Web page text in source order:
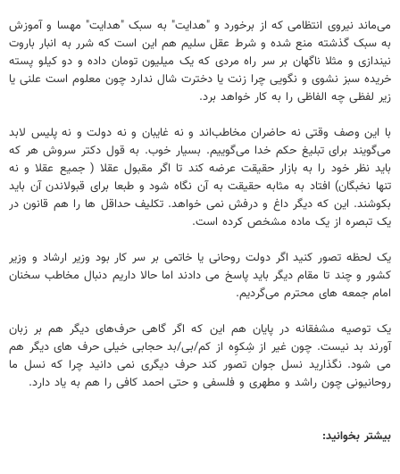
می‌ماند نیروی انتظامی که از برخورد و "هدایت" به سبک "هدایت" مهسا و آموزش
به سبک گذشته منع شده و شرط عقل سلیم هم این است که شرر به انبار باروت
نیندازی و مثلا ناگهان بر سر راه مردی که یک میلیون تومان داده و دو کیلو پسته
خریده سبز نشوی و نگویی چرا زنت یا دخترت شال ندارد چون معلوم است علنی یا
زیر لفظی چه الفاظی را به کار خواهد برد.
با این وصف وقتی نه حاضران مخاطب‌اند و نه غایبان و نه دولت و نه پلیس لابد
می‌گویند برای تبلیغ حکم خدا می‌گوییم. بسیار خوب. به قول دکتر سروش هر که
باید نظر خود را به بازار حقیقت عرضه کند تا اگر مقبول عقلا ( جمیع عقلا و نه
تنها نخبگان) افتاد به مثابه حقیقت به آن نگاه شود و طبعا برای قبولاندن آن باید
بکوشند. این که دیگر داغ و درفش نمی خواهد. تکلیف حداقل ها را هم قانون در
یک تبصره از یک ماده مشخص کرده است.
یک لحظه تصور کنید اگر دولت روحانی یا خاتمی بر سر کار بود وزیر ارشاد و وزیر
کشور و چند تا مقام دیگر باید پاسخ می دادند اما حالا داریم دنبال مخاطب سخنان
امام جمعه های محترم می‌گردیم.
یک توصیه مشفقانه در پایان هم این که اگر گاهی حرف‌های دیگر هم بر زبان
آورند بد نیست. چون غیر از شِکوِه از کم/بی/بد حجابی خیلی حرف های دیگر هم
می شود. نگذارید نسل جوان تصور کند حرف دیگری نمی دانید چرا که نسل ما
روحانیونی چون راشد و مطهری و فلسفی و حتی احمد کافی را هم به یاد دارد.
بیشتر بخوانید: